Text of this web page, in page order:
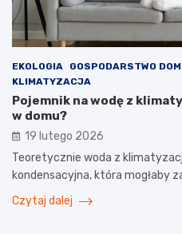
EKOLOGIA GOSPODARSTWO
KLIMATYZACJA
Pojemnik na wodę z
w domu?
19 lutego 2026
Teoretycznie woda z
kondensacyjna, która mogłaby
Czytaj dalej